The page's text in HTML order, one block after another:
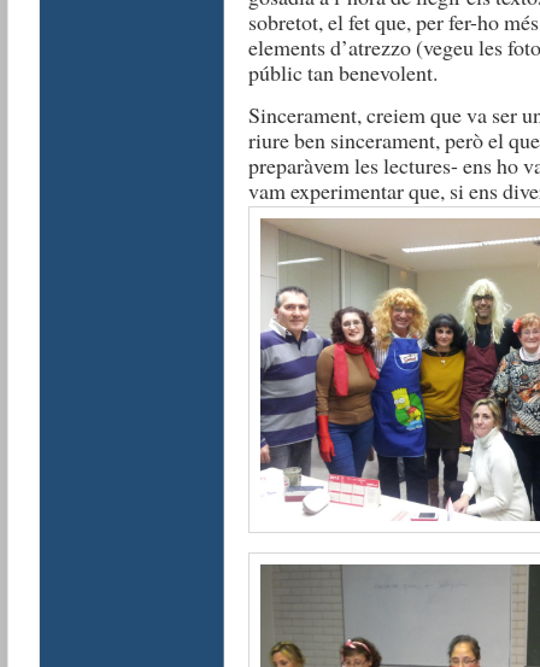
sobretot, el fet que, per fer-ho
elements d’atrezzo (vegeu les
públic tan benevolent.
Sincerament, creiem que va ser
riure ben sincerament, però el
preparàvem les lectures- ens ho
vam experimentar que, si ens